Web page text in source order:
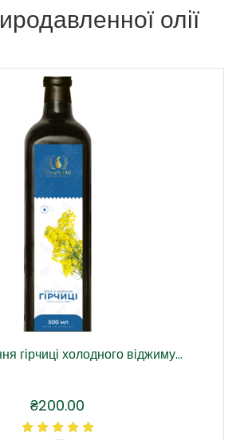
олії
гірчиці холодного віджиму...
₴200.00